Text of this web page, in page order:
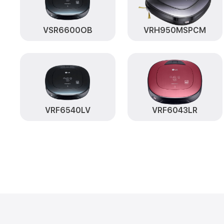
VSR6600OB VRH950MSPCM
VRF6540LV VRF6043LR